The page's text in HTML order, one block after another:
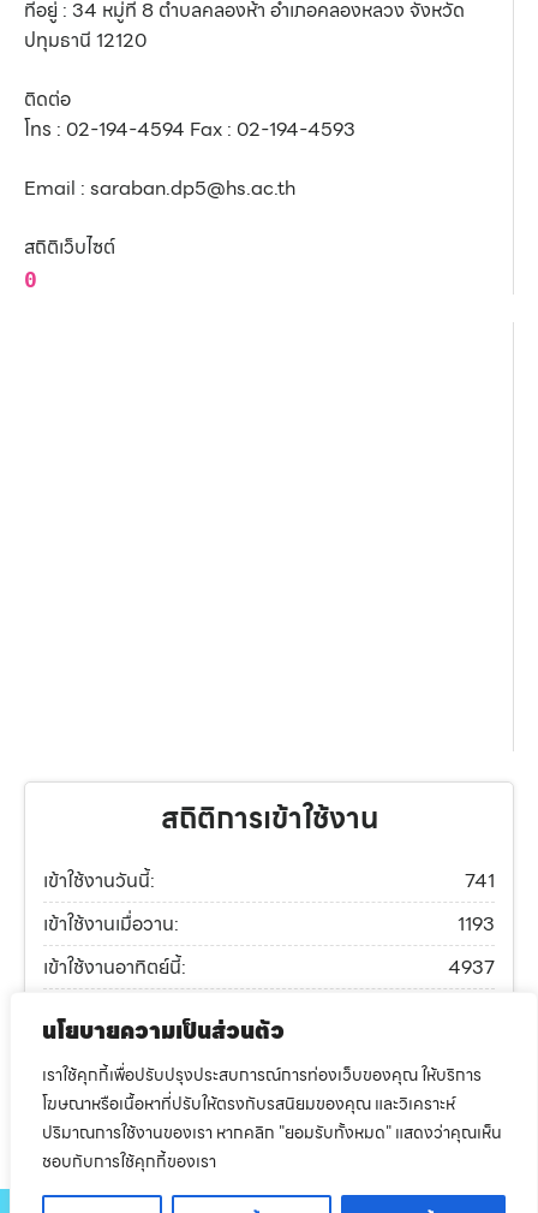
นโยบายความเป็นส่วนตัว
เราใช้คุกกี้เพื่อปรับปรุงประสบการณ์การท่องเว็บของคุณ ให้บริการ
โฆษณาหรือเนื้อหาที่ปรับให้ตรงกับรสนิยมของคุณ และวิเคราะห์
ปริมาณการใช้งานของเรา หากคลิก "ยอมรับทั้งหมด" แสดงว่าคุณเห็น
ชอบกับการใช้คุกกี้ของเรา
ที่อยู่ : 34 หมู่ที่ 8 ตำบลคลองห้า อำเภอคลองหลวง จังหวัด
ปทุมธานี 12120
ติดต่อ
โทร : 02-194-4594 Fax : 02-194-4593
Email : saraban.dp5@hs.ac.th
สถิติเว็บไซต์
0
สถิติการเข้าใช้งาน
เข้าใช้งานวันนี้:
741
เข้าใช้งานเมื่อวาน:
1193
เข้าใช้งานอาทิตย์นี้:
4937
เข้าใช้งานทั้งหมด:
610371